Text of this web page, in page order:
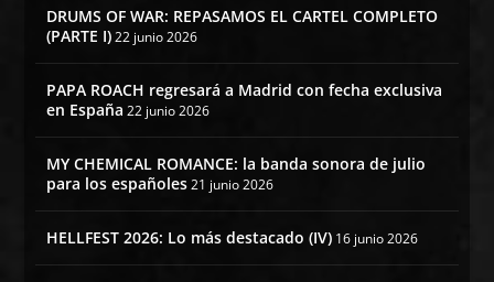
DRUMS OF WAR: REPASAMOS EL CARTEL COMPLETO
(PARTE I) 22 junio 2026
PAPA ROACH regresará a Madrid con fecha exclusiva
en España 22 junio 2026
MY CHEMICAL ROMANCE: la banda sonora de julio
para los españoles 21 junio 2026
HELLFEST 2026: Lo más destacado (IV) 16 junio 2026